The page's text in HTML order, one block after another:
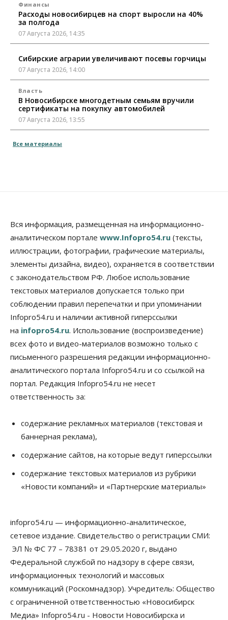
Финансы
Расходы новосибирцев на спорт выросли на 40%
за полгода
07 Августа 2026, 14:35
Сибирские аграрии увеличивают посевы горчицы
07 Августа 2026, 14:00
Власть
В Новосибирске многодетным семьям вручили
сертификаты на покупку автомобилей
07 Августа 2026, 13:55
Треть автовладельцев в Новосибирской области
07 Августа 2026, 12:35
Общество
Синоптики рассказали о погоде в Новосибирске
на выходных
07 Августа 2026, 12:00
Жители Новосибирска смогут добровольно
повысить свою пенсию
07 Августа 2026, 11:30
Общество
Деньгами будут распоряжаться дети: в десяти
школах Новосибирской области введут
инициативное бюджетирование
07 Августа 2026, 11:00
заключили под стражу
07 Августа 2026, 10:15
Общество
Новосибирской области, но режима ЧС не будет
07 Августа 2026, 10:00
выстраивают системы защиты от атак БПЛА
07 Августа 2026, 09:00
По «Сибэлектротерму» выдали исполнительные
листы на полмиллиарда рублей
07 Августа 2026, 08:00
Бизнес Власть Медицина Общество
Искусственный интеллект предлагают
Все материалы
Вся информация, размещенная на информационно-
аналитическом портале www.Infopro54.ru (тексты,
иллюстрации, фотографии, графические материалы,
элементы дизайна, видео), охраняется в соответствии
с законодательством РФ. Любое использование
текстовых материалов допускается только при
соблюдении правил перепечатки и при упоминании
Infopro54.ru и наличии активной гиперссылки
на infopro54.ru. Использование (воспроизведение)
всех фото и видео-материалов возможно только с
письменного разрешения редакции информационно-
аналитического портала Infopro54.ru и со ссылкой на
портал. Редакция Infopro54.ru не несет
ответственность за:
содержание рекламных материалов (текстовая и
баннерная реклама),
содержание сайтов, на которые ведут гиперссылки
содержание текстовых материалов из рубрики
«Новости компаний» и «Партнерские материалы»
infopro54.ru — информационно-аналитическое,
сетевое издание. Свидетельство о регистрации СМИ:
ЭЛ № ФС 77 – 78381 от 29.05.2020 г, выдано
Федеральной службой по надзору в сфере связи,
информационных технологий и массовых
коммуникаций (Роскомнадзор). Учредитель: Общество
с ограниченной ответственностью «Новосибирск
Медиа» Infopro54.ru - Новости Новосибирска и